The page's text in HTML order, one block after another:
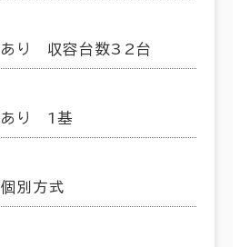
あり 収容台数32台
あり 1基
個別方式